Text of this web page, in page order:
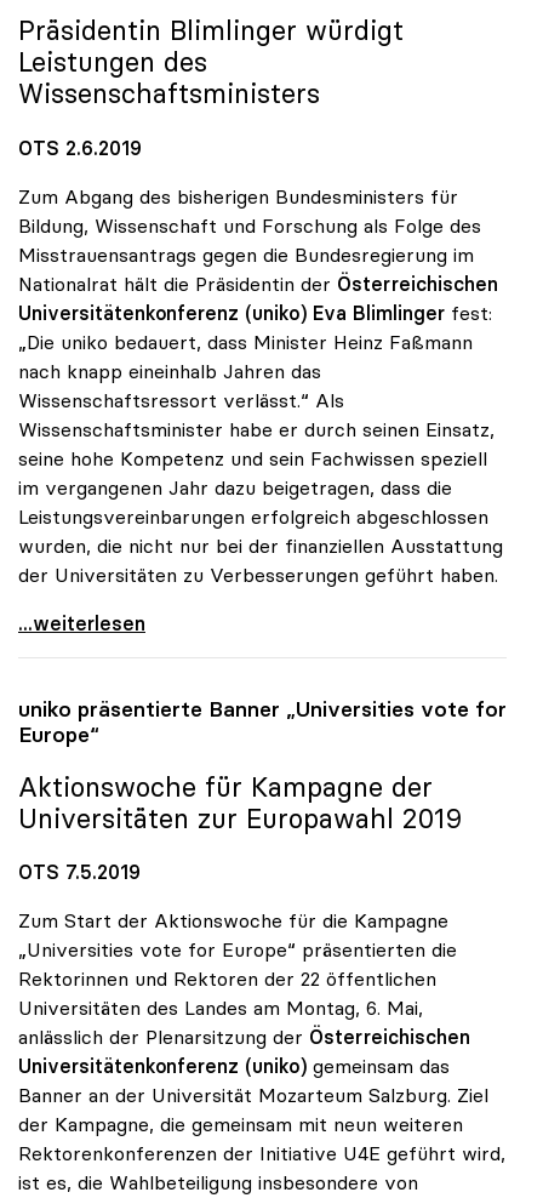
Präsidentin Blimlinger würdigt
Leistungen des
Wissenschaftsministers
OTS 2.6.2019
Zum Abgang des bisherigen Bundesministers für
Bildung, Wissenschaft und Forschung als Folge des
Misstrauensantrags gegen die Bundesregierung im
Nationalrat hält die Präsidentin der Österreichischen
Universitätenkonferenz (uniko) Eva Blimlinger fest:
„Die uniko bedauert, dass Minister Heinz Faßmann
nach knapp eineinhalb Jahren das
Wissenschaftsressort verlässt.“ Als
Wissenschaftsminister habe er durch seinen Einsatz,
seine hohe Kompetenz und sein Fachwissen speziell
im vergangenen Jahr dazu beigetragen, dass die
Leistungsvereinbarungen erfolgreich abgeschlossen
wurden, die nicht nur bei der finanziellen Ausstattung
der Universitäten zu Verbesserungen geführt haben.
uniko bedauert Abgang von Heinz Fassmann
...weiterlesen
uniko präsentierte Banner „Universities vote for
Europe“
Aktionswoche für Kampagne der
Universitäten zur Europawahl 2019
OTS 7.5.2019
Zum Start der Aktionswoche für die Kampagne
„Universities vote for Europe“ präsentierten die
Rektorinnen und Rektoren der 22 öffentlichen
Universitäten des Landes am Montag, 6. Mai,
anlässlich der Plenarsitzung der Österreichischen
Universitätenkonferenz (uniko) gemeinsam das
Banner an der Universität Mozarteum Salzburg. Ziel
der Kampagne, die gemeinsam mit neun weiteren
Rektorenkonferenzen der Initiative U4E geführt wird,
ist es, die Wahlbeteiligung insbesondere von